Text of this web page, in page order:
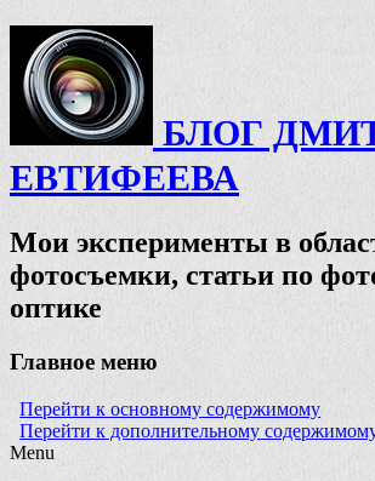
БЛОГ
ЕВТИФЕЕВА
Мои эксперименты в
фотосъемки, статьи по
оптике
Главное меню
Перейти к основному содержимому
Перейти к дополнительному
Menu